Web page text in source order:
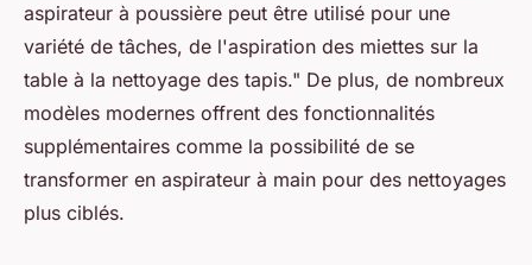
aspirateur à poussière peut être utilisé pour une
variété de tâches, de l'aspiration des miettes sur la
table à la nettoyage des tapis." De plus, de nombreux
modèles modernes offrent des fonctionnalités
supplémentaires comme la possibilité de se
transformer en aspirateur à main pour des nettoyages
plus ciblés.